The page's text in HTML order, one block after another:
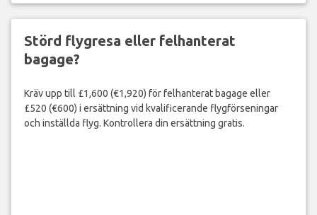
Störd flygresa eller felhanterat
bagage?
Kräv upp till £1,600 (€1,920) för felhanterat bagage eller
£520 (€600) i ersättning vid kvalificerande flygförseningar
och inställda flyg. Kontrollera din ersättning gratis.